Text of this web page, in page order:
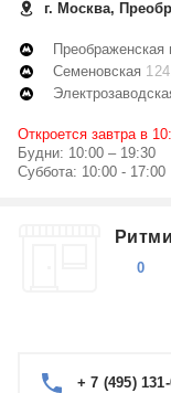
г. Москва,
Преображенская
Семеновская
Откроется завтра в
Будни: 10:00 – 19:30
Суббота: 10:00 - 17:00
0
+ 7 (495)